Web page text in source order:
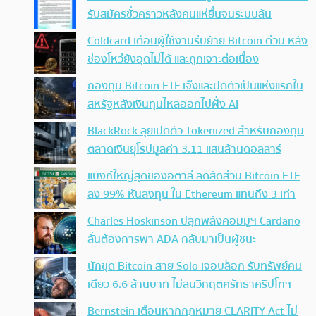
รับสมัครชั่วคราวหลังคนแห่ยื่นจนระบบล้น
Coldcard เตือนผู้ใช้งานรีบย้าย Bitcoin ด่วน หลัง
ช่องโหว่ยังอุดไม่ได้ และถูกเจาะต่อเนื่อง
กองทุน Bitcoin ETF เจ๊งและปิดตัวเป็นแห่งแรกใน
สหรัฐหลังเงินทุนไหลออกไปฝั่ง AI
BlackRock ลุยเปิดตัว Tokenized สำหรับกองทุน
ตลาดเงินยุโรปมูลค่า 3.11 แสนล้านดอลลาร์
แบงก์ใหญ่สุดของอิตาลี ลดสัดส่วน Bitcoin ETF
ลง 99% หันลงทุน ใน Ethereum แทนถึง 3 เท่า
Charles Hoskinson ปลุกพลังคอมมูฯ Cardano
ลั่นต้องการพา ADA กลับมาเป็นผู้ชนะ
นักขุด Bitcoin สาย Solo เจอบล็อก รับทรัพย์คน
เดียว 6.6 ล้านบาท ไม่สนวิกฤตศรัทธาคริปโทฯ
Bernstein เตือนหากกฎหมาย CLARITY Act ไม่